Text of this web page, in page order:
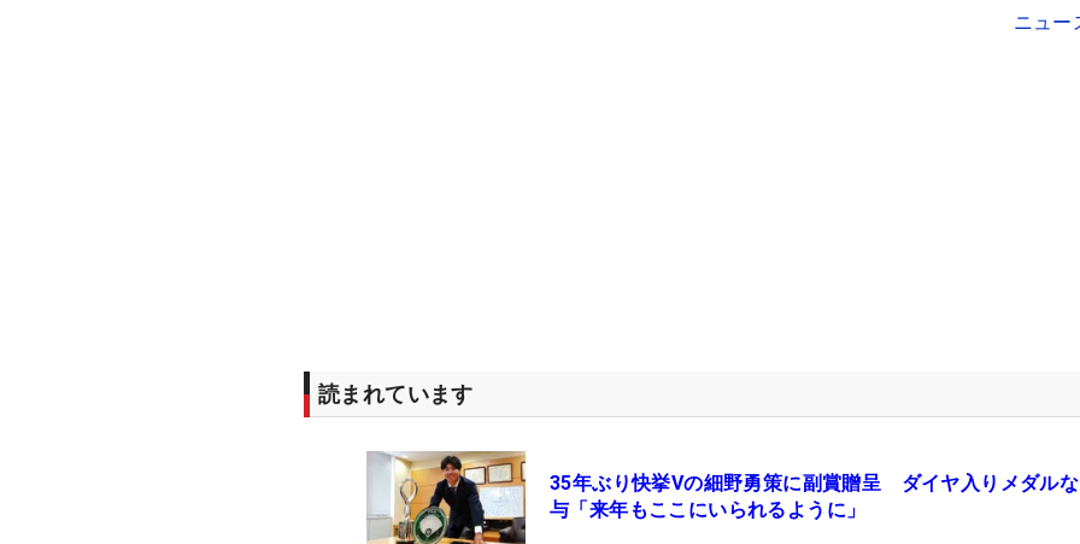
ニュー
読まれています
35年ぶり快挙Vの細野勇策に副賞贈呈 ダイヤ入りメダル
与「来年もここにいられるように」